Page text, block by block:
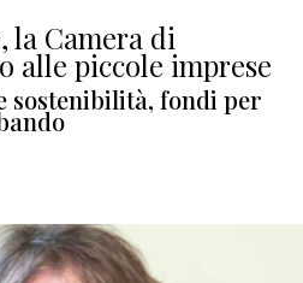
la Camera di
alle piccole imprese
sostenibilità, fondi per